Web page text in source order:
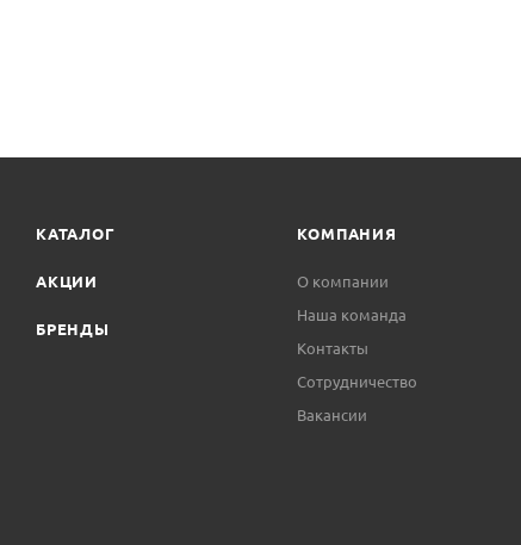
КАТАЛОГ
АКЦИИ
БРЕНДЫ
КОМПАНИЯ
О компании
Наша команда
Контакты
Сотрудничество
Вакансии